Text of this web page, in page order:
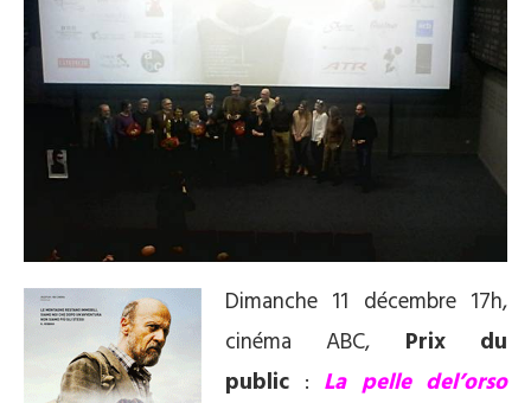
Dimanche 11 décembre 17h,
cinéma ABC, Prix du
public : La pelle del’orso